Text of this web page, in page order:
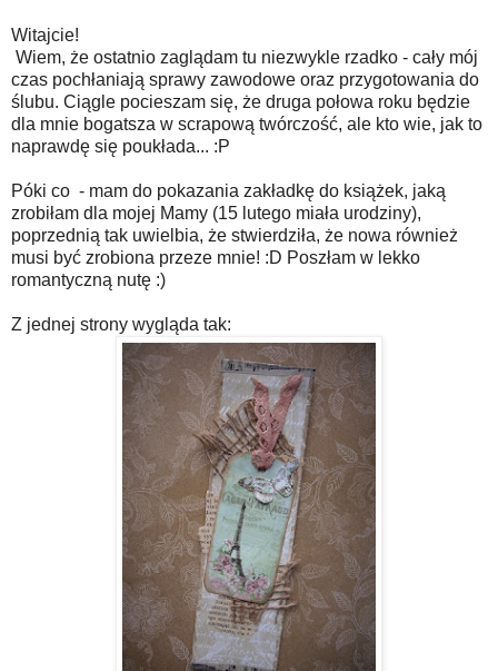
Witajcie!
Wiem, że ostatnio zaglądam tu niezwykle rzadko - cały mój
czas pochłaniają sprawy zawodowe oraz przygotowania do
ślubu. Ciągle pocieszam się, że druga połowa roku będzie
dla mnie bogatsza w scrapową twórczość, ale kto wie, jak to
naprawdę się poukłada... :P
Póki co - mam do pokazania zakładkę do książek, jaką
zrobiłam dla mojej Mamy (15 lutego miała urodziny),
poprzednią tak uwielbia, że stwierdziła, że nowa również
musi być zrobiona przeze mnie! :D Poszłam w lekko
romantyczną nutę :)
Z jednej strony wygląda tak: